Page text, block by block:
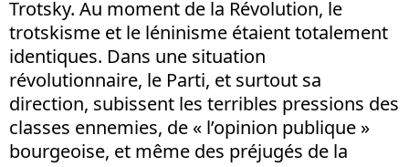
Trotsky. Au moment de la Révolution, le
trotskisme et le léninisme étaient totalement
identiques. Dans une situation
révolutionnaire, le Parti, et surtout sa
direction, subissent les terribles pressions des
classes ennemies, de « l’opinion publique »
bourgeoise, et même des préjugés de la